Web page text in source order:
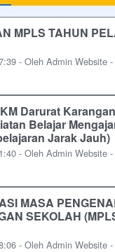
MPLS TAHUN
- Oleh Admin Website
Darurat
Belajar
Jarak Jauh)
- Oleh Admin Website
MASA
SEKOLAH
- Oleh Admin Website